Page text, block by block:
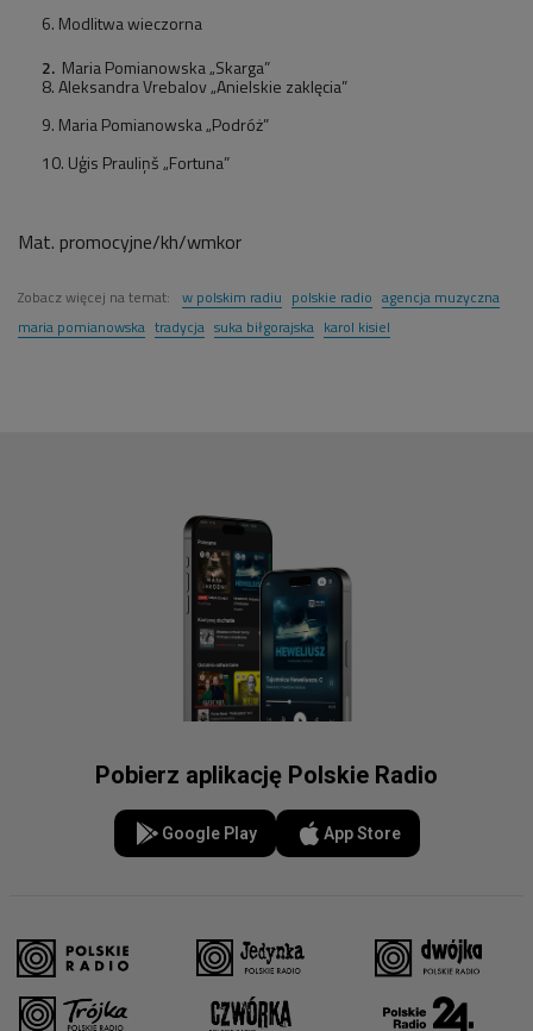
6. Modlitwa wieczorna
Maria Pomianowska „Skarga”
8. Aleksandra Vrebalov „Anielskie zaklęcia”
9. Maria Pomianowska „Podróż”
10. Uģis Prauliņš „Fortuna”
Mat. promocyjne/kh/wmkor
Zobacz więcej na temat: w polskim radiu polskie radio agencja muzyczna
maria pomianowska tradycja suka biłgorajska karol kisiel
Pobierz aplikację Polskie Radio
Google Play App Store